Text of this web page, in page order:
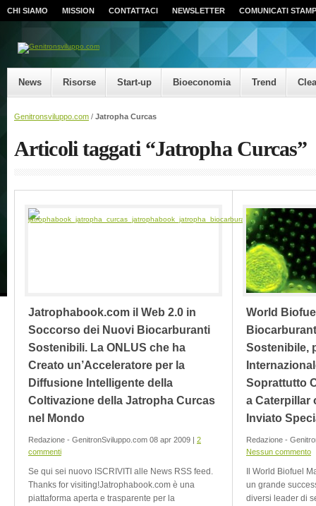
CHI SIAMO MISSION CONTATTACI NEWSLETTER COMUNICATI
News Risorse Start-up Bioeconomia Trend
Genitronsviluppo.com / Jatropha Curcas
Articoli taggati “Jatropha Curcas”
Jatrophabook.com il Web 2.0 in
Soccorso dei Nuovi Biocarburanti
Sostenibili. La ONLUS che ha
Creato un’Acceleratore per la
Diffusione Intelligente della
Coltivazione della Jatropha Curcas
nel Mondo
Redazione - GenitronSviluppo.com 08 apr 2009 | 2
commenti
Se qui sei nuovo ISCRIVITI alle News RSS feed.
Thanks for visiting!Jatrophabook.com è una
piattaforma aperta e trasparente per la
World
Sostenibile,
Soprattutto
a Caterpillar
Inviato
Redazione -
Nessun commento
Il World Biofuel
un grande
diversi leader di